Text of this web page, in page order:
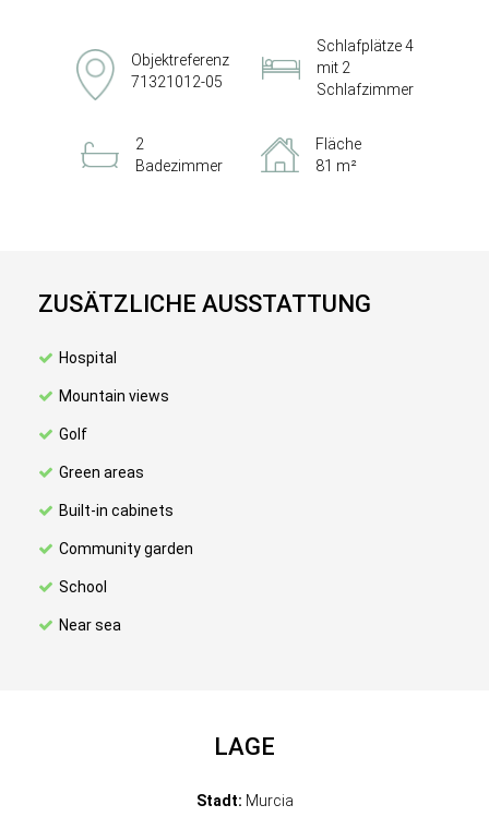
Objektreferenz
71321012-05
Schlafplätze 4
mit 2
Schlafzimmer
2
Badezimmer
Fläche
81 m²
ZUSÄTZLICHE AUSSTATTUNG
Hospital
Mountain views
Golf
Green areas
Built-in cabinets
Community garden
School
Near sea
LAGE
Stadt: Murcia